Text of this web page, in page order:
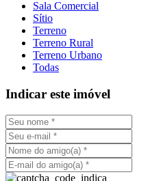
Sala Comercial
Sítio
Terreno
Terreno Rural
Terreno Urbano
Todas
Indicar este imóvel